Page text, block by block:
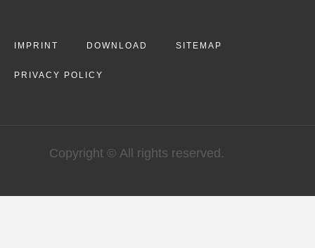
IMPRINT DOWNLOAD SITEMAP
PRIVACY POLICY
Copyright © All rights reserved.